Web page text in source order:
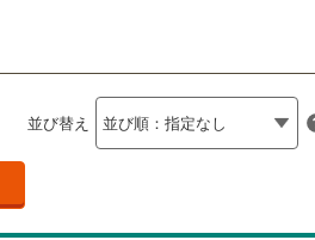
並び替え
広島 山口
高知
世田谷区(21)
立川市(3)
北陸新幹線(1)
東京メトロ丸ノ内線 ( 18
東京メトロ半蔵門線(7)
24時間有人管理（0）
した条件を見る